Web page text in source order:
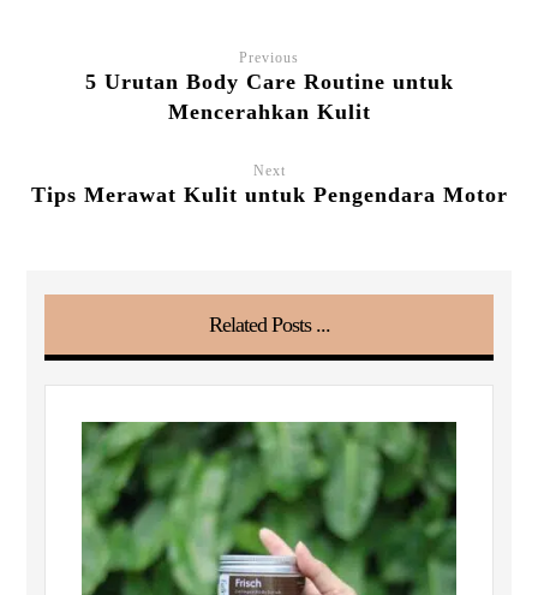
Previous
5 Urutan Body Care Routine untuk
Mencerahkan Kulit
Next
Tips Merawat Kulit untuk Pengendara Motor
Related Posts ...